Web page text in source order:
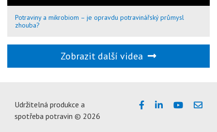
Potraviny a mikrobiom – je opravdu potravinářský průmysl
zhouba?
Zobrazit další videa
Udržitelná produkce a
spotřeba potravin © 2026